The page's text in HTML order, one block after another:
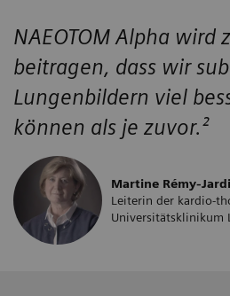
NAEOTOM Alpha wird
beitragen, dass wir
Lungenbildern viel
können als je zuvor.²
Martine Rémy-
Leiterin der kardio-
Universitätsklinikum